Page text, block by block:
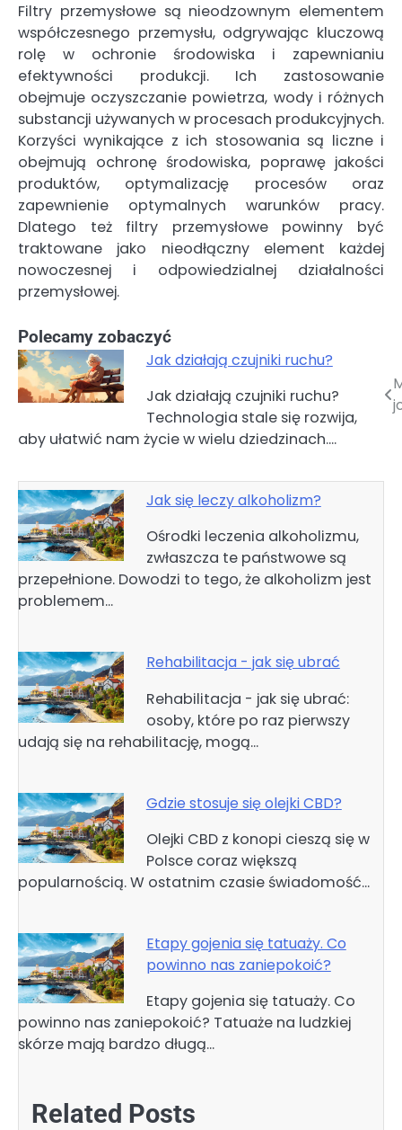
Filtry przemysłowe są nieodzownym elementem
współczesnego przemysłu, odgrywając kluczową
rolę w ochronie środowiska i zapewnianiu
efektywności produkcji. Ich zastosowanie
obejmuje oczyszczanie powietrza, wody i różnych
substancji używanych w procesach produkcyjnych.
Korzyści wynikające z ich stosowania są liczne i
obejmują ochronę środowiska, poprawę jakości
produktów, optymalizację procesów oraz
zapewnienie optymalnych warunków pracy.
Dlatego też filtry przemysłowe powinny być
traktowane jako nieodłączny element każdej
nowoczesnej i odpowiedzialnej działalności
przemysłowej.
Polecamy zobaczyć
Jak działają czujniki ruchu?
Jak działają czujniki ruchu?
Technologia stale się rozwija,
aby ułatwić nam życie w wielu dziedzinach.…
Jak się leczy alkoholizm?
Ośrodki leczenia alkoholizmu,
zwłaszcza te państwowe są
przepełnione. Dowodzi to tego, że alkoholizm jest
problemem…
Rehabilitacja - jak się ubrać
Rehabilitacja - jak się ubrać:
osoby, które po raz pierwszy
udają się na rehabilitację, mogą…
Gdzie stosuje się olejki CBD?
Olejki CBD z konopi cieszą się w
Polsce coraz większą
popularnością. W ostatnim czasie świadomość…
Etapy gojenia się tatuaży. Co
powinno nas zaniepokoić?
Etapy gojenia się tatuaży. Co
powinno nas zaniepokoić? Tatuaże na ludzkiej
skórze mają bardzo długą…
Nawigacja
Related Posts